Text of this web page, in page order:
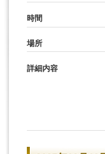
時間
場所
詳細内容